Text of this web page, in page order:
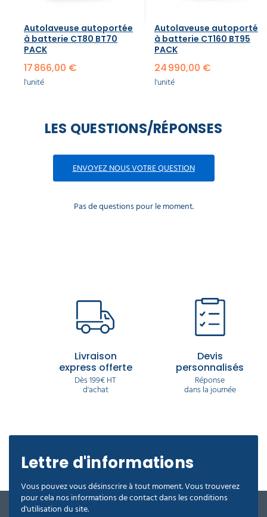
Autolaveuse autoportée
à batterie CT80 BT70
PACK
17 866,00 €
l'unité
Autolaveuse autoportée
à batterie CT160 BT95
PACK
24 990,00 €
l'unité
LES QUESTIONS/RÉPONSES
ENVOYEZ NOUS VOTRE QUESTION
Pas de questions pour le moment.
Livraison
express offerte
Dès 199€ HT
d'achat
Devis
personnalisés
Réponse
dans la journée
Lettre d'informations
Vous pouvez vous désinscrire à tout moment. Vous trouverez
pour cela nos informations de contact dans les conditions
d'utilisation du site.